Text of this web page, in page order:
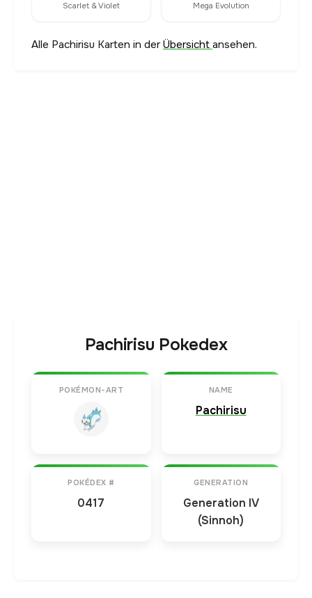
Scarlet & Violet Mega Evolution
Alle Pachirisu Karten in derÜbersicht ansehen.
Pachirisu Pokedex
POKÉMON-ART NAME
Pachirisu
POKÉDEX #
0417
GENERATION
Generation IV
(Sinnoh)